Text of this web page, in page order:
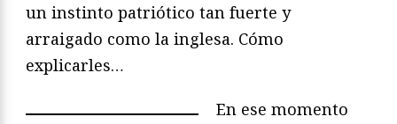
un instinto patriótico tan fuerte y
arraigado como la inglesa. Cómo
explicarles…
En ese momento